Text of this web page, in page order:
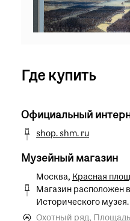
Где купить
Официальный
shop. shm. ru
Музейный магазин
Москва, Красная
Магазин расположен
Исторического музея.
Охотный ряд,